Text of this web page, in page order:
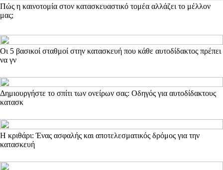
Πώς η καινοτομία στον κατασκευαστικό τομέα αλλάζει το μέλλον
μας;
Οι 5 βασικοί σταθμοί στην κατασκευή που κάθε αυτοδίδακτος πρέπει
να γν
Δημιουργήστε το σπίτι των ονείρων σας: Οδηγός για αυτοδίδακτους
κατασκ
Η κριθάρι: Ένας ασφαλής και αποτελεσματικός δρόμος για την
κατασκευή